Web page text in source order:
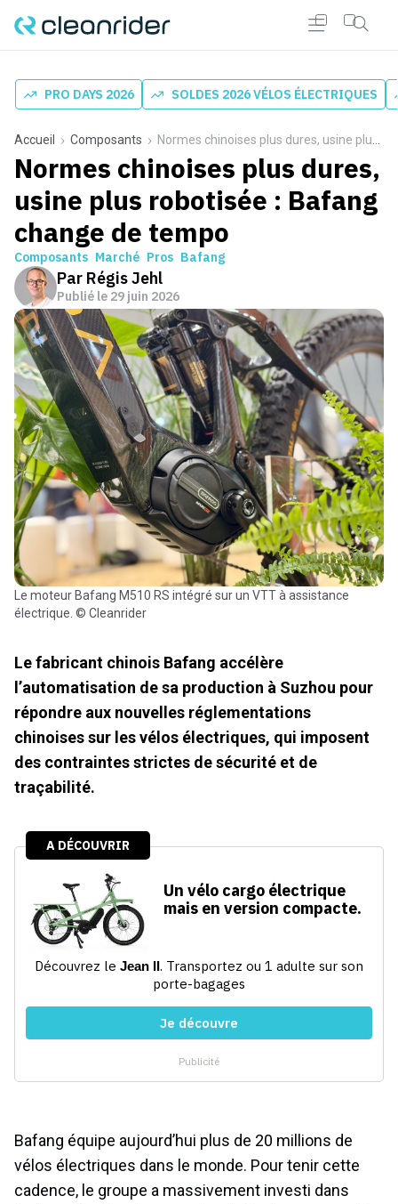
PRO DAYS 2026 SOLDES 2026 VÉLOS ÉLECTRIQUES
Accueil Composants Normes chinoises plus dures, usine plus robotisée : Bafang change de tempo
Normes chinoises plus dures,
usine plus robotisée : Bafang
change de tempo
Composants Marché Pros Bafang
Par Régis Jehl
Publié le 29 juin 2026
électrique. © Cleanrider
Le fabricant chinois Bafang accélère
l’automatisation de sa production à Suzhou pour
répondre aux nouvelles réglementations
chinoises sur les vélos électriques, qui imposent
des contraintes strictes de sécurité et de
traçabilité.
Bafang équipe aujourd’hui plus de 20 millions de
vélos électriques dans le monde. Pour tenir cette
cadence, le groupe a massivement investi dans